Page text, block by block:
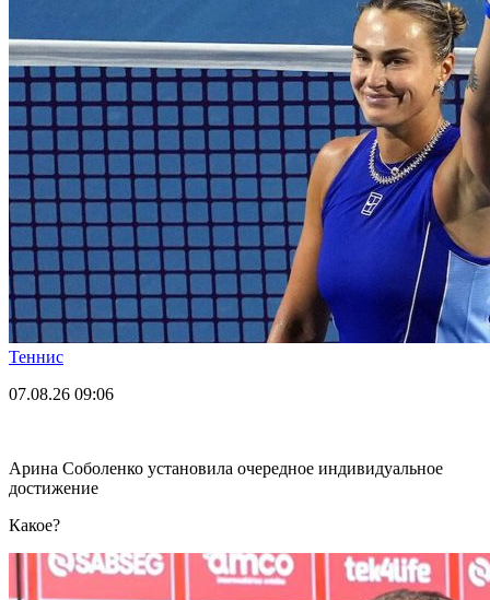
Теннис
07.08.26 09:06
Арина Соболенко установила очередное индивидуальное
достижение
Какое?